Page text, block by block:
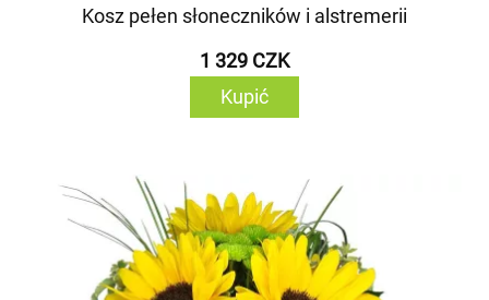
Kosz pełen słoneczników i alstremerii
1 329 CZK
Kupić